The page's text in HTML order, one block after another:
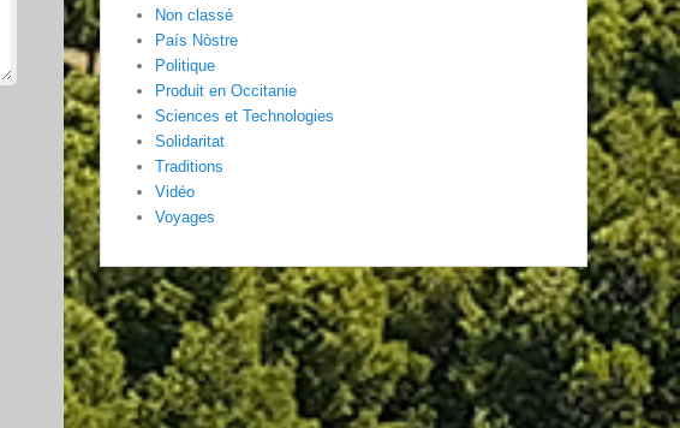
Non classé
País Nòstre
Politique
Produit en Occitanie
Sciences et Technologies
Solidaritat
Traditions
Vidéo
Voyages